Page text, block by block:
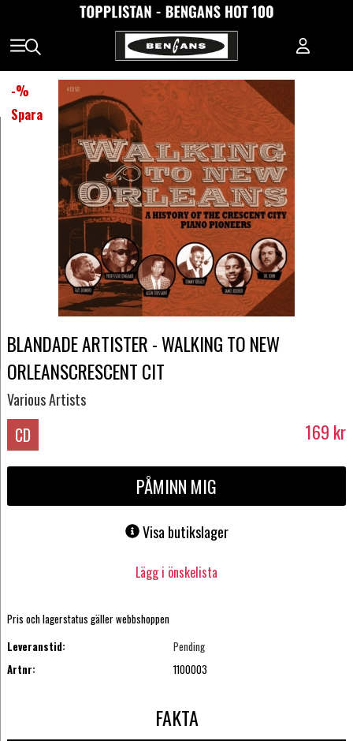
-%
Spara
BLANDADE ARTISTER - WALKING TO NEW
ORLEANSCRESCENT CIT
Various Artists
CD 169 kr
PÅMINN MIG
Visa butikslager
Lägg i önskelista
Pris och lagerstatus gäller webbshoppen
Leveranstid:
Pending
Artnr:
1100003
FAKTA